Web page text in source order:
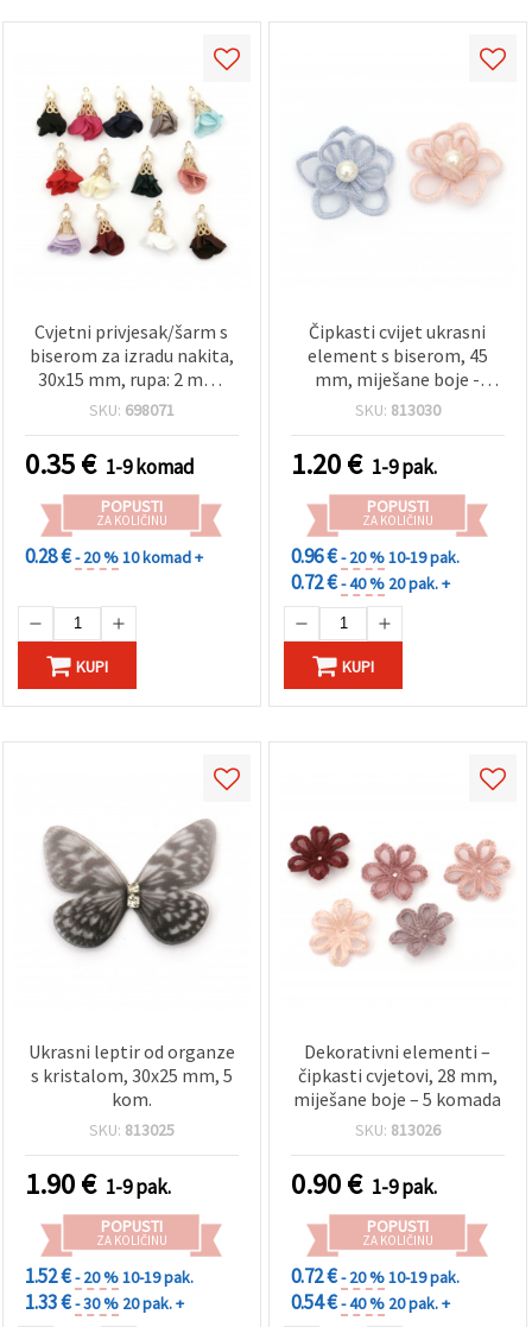
Cvjetni privjesak/šarm s
biserom za izradu nakita,
30x15 mm, rupa: 2 mm,
miješane boje - 1 kom
SKU: 698071
0.35€ 1-9 komad
POPUSTI
ZA KOLIČINU
0.28 €- 20 %10 komad +
KUPI
Čipkasti cvijet ukrasni
element s biserom, 45
mm, miješane boje -
pakiranje od 2
SKU: 813030
1.20€ 1-9 pak.
POPUSTI
ZA KOLIČINU
0.96 €- 20 %10-19 pak.
0.72 €- 40 % 20 pak. +
KUPI
Ukrasni leptir od organze
s kristalom, 30x25 mm, 5
kom.
SKU: 813025
1.90€ 1-9 pak.
POPUSTI
ZA KOLIČINU
1.52 €- 20 %10-19 pak.
1.33 €- 30 % 20 pak. +
Dekorativni elementi –
čipkasti cvjetovi, 28 mm,
miješane boje – 5 komada
SKU: 813026
0.90€ 1-9 pak.
POPUSTI
ZA KOLIČINU
0.72 €- 20 %10-19 pak.
0.54 €- 40 % 20 pak. +